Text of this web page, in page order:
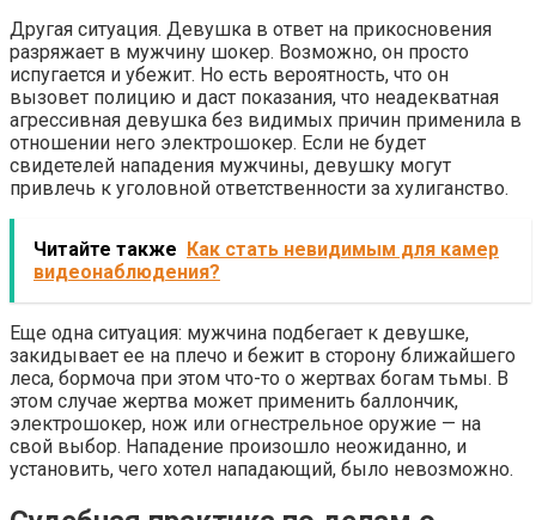
Другая ситуация. Девушка в ответ на прикосновения
разряжает в мужчину шокер. Возможно, он просто
испугается и убежит. Но есть вероятность, что он
вызовет полицию и даст показания, что неадекватная
агрессивная девушка без видимых причин применила в
отношении него электрошокер. Если не будет
свидетелей нападения мужчины, девушку могут
привлечь к уголовной ответственности за хулиганство.
Читайте также Как стать невидимым для камер
видеонаблюдения?
Еще одна ситуация: мужчина подбегает к девушке,
закидывает ее на плечо и бежит в сторону ближайшего
леса, бормоча при этом что-то о жертвах богам тьмы. В
этом случае жертва может применить баллончик,
электрошокер, нож или огнестрельное оружие — на
свой выбор. Нападение произошло неожиданно, и
установить, чего хотел нападающий, было невозможно.